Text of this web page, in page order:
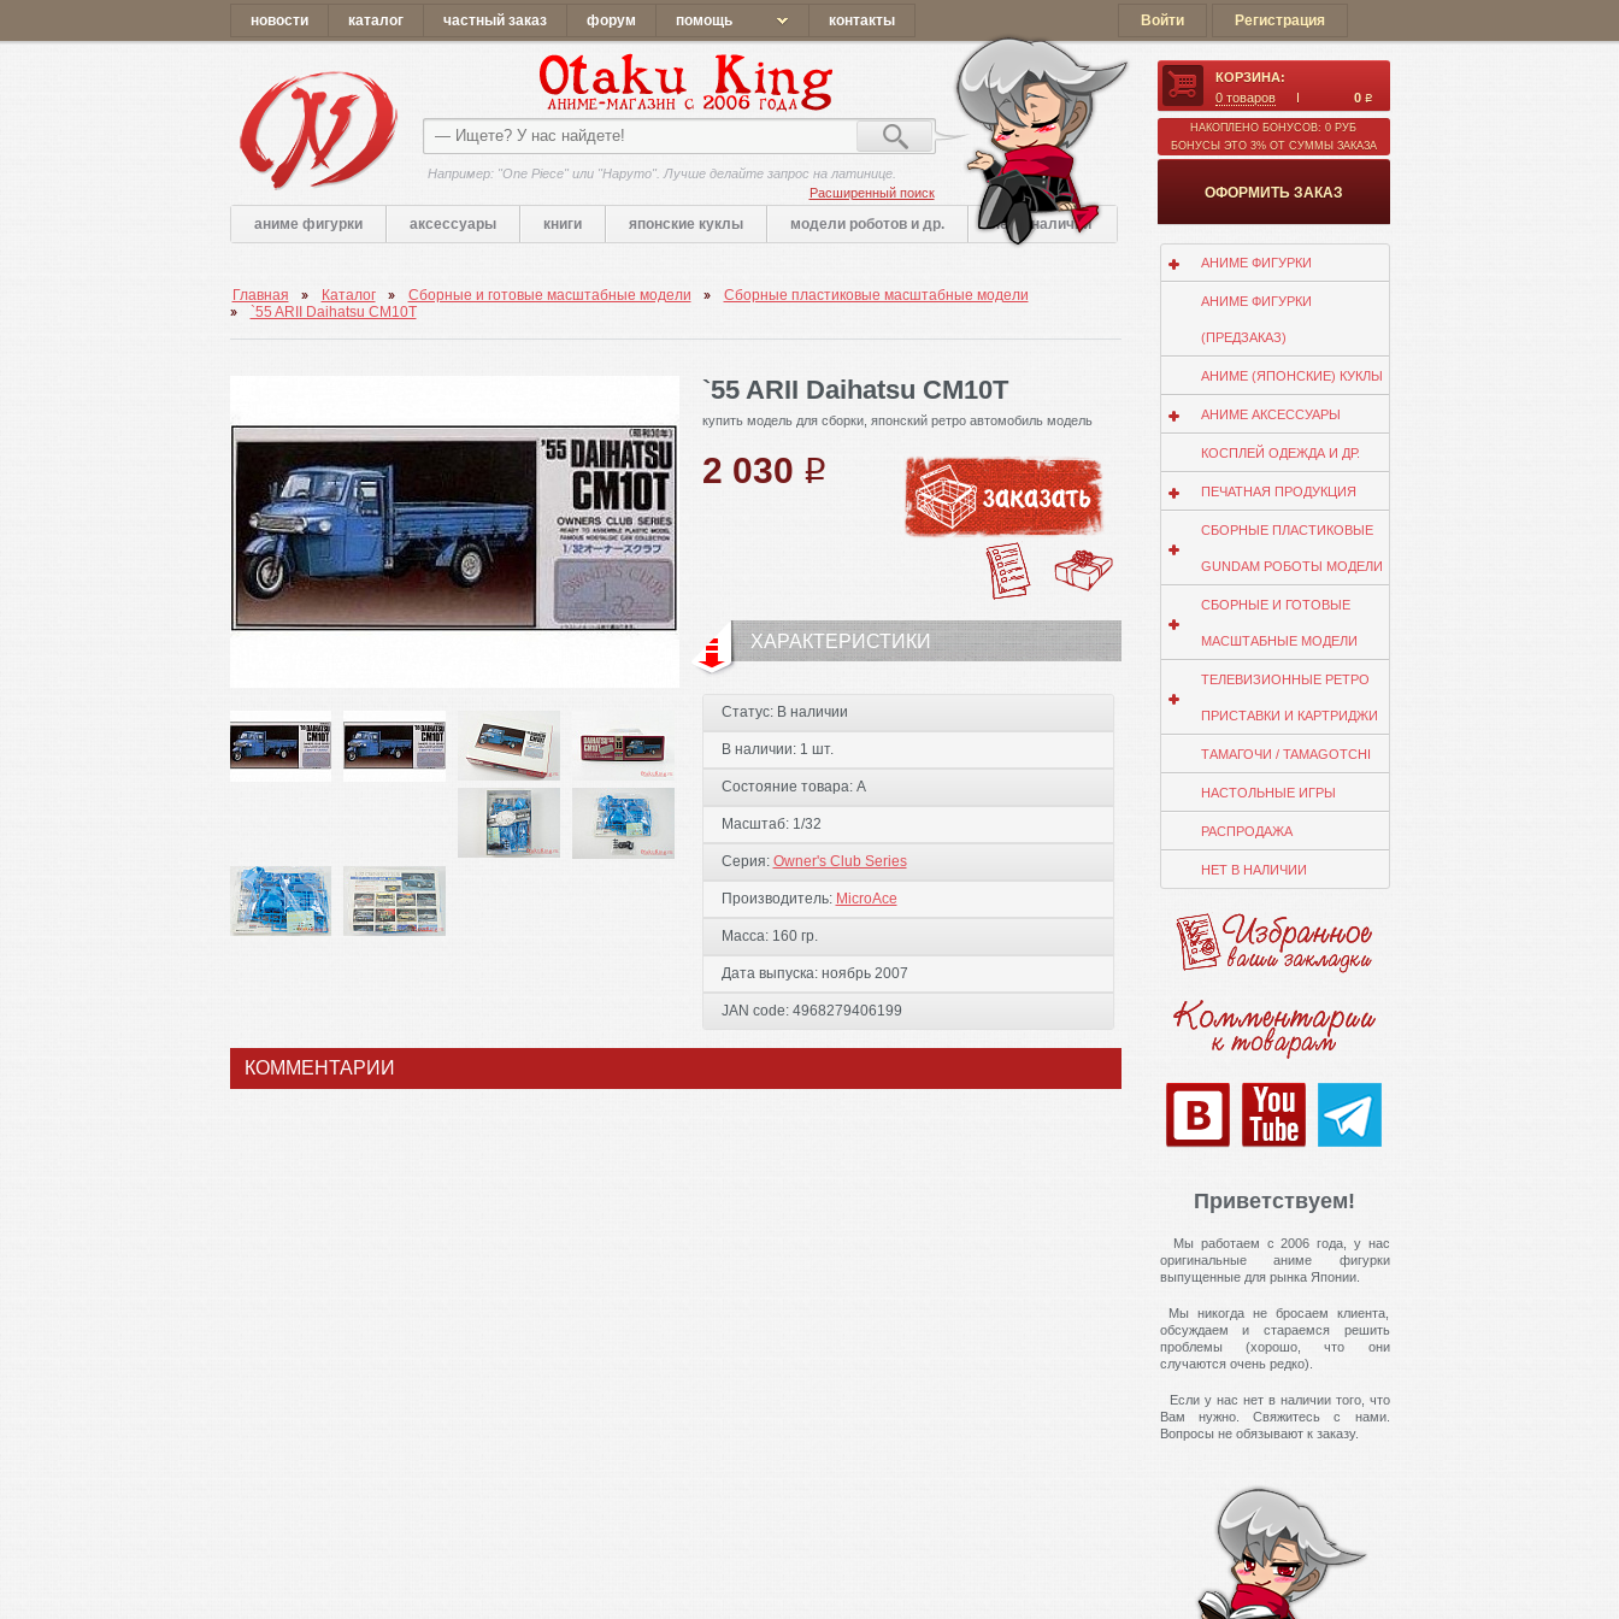
новости каталог частный заказ форум помощь контакты Войти Регистрация
Например: "One Piece" или "Наруто". Лучше делайте запрос на латинице.
Расширенный поиск
КОРЗИНА:
0товаров 0 q
НАКОПЛЕНО БОНУСОВ: 0 РУБ
БОНУСЫ ЭТО 3% ОТ СУММЫ ЗАКАЗА
ОФОРМИТЬ ЗАКАЗ
аниме фигурки
аксессуары книги японские куклы модели роботов и др. нет в наличии
Главная Каталог Сборные и готовые масштабные модели
Сборные пластиковые масштабные модели
`55 ARII Daihatsu CM10T
`55 ARII Daihatsu CM10T
купить модель для сборки, японский ретро автомобиль модель
2 030 q
ХАРАКТЕРИСТИКИ
Статус: В наличии
В наличии: 1 шт.
Состояние товара: А
Масштаб: 1/32
Серия: Owner's Club Series
Производитель: MicroAce
Масса: 160 гр.
Дата выпуска: ноябрь 2007
JAN code: 4968279406199
КОММЕНТАРИИ
АНИМЕ ФИГУРКИ
АНИМЕ ФИГУРКИ
(ПРЕДЗАКАЗ)
АНИМЕ (ЯПОНСКИЕ) КУКЛЫ
АНИМЕ АКСЕССУАРЫ
КОСПЛЕЙ ОДЕЖДА И ДР.
ПЕЧАТНАЯ ПРОДУКЦИЯ
СБОРНЫЕ ПЛАСТИКОВЫЕ
GUNDAM РОБОТЫ МОДЕЛИ
СБОРНЫЕ И ГОТОВЫЕ
МАСШТАБНЫЕ МОДЕЛИ
ТЕЛЕВИЗИОННЫЕ РЕТРО
ПРИСТАВКИ И КАРТРИДЖИ
ТАМАГОЧИ / TAMAGOTCHI
НАСТОЛЬНЫЕ ИГРЫ
РАСПРОДАЖА
НЕТ В НАЛИЧИИ
Приветствуем!
Мы работаем с 2006 года, у нас
оригинальные аниме фигурки
выпущенные для рынка Японии.
Мы никогда не бросаем клиента,
обсуждаем и стараемся решить
проблемы (хорошо, что они
случаются очень редко).
Если у нас нет в наличии того, что
Вам нужно. Свяжитесь с нами.
Вопросы не обязывают к заказу.